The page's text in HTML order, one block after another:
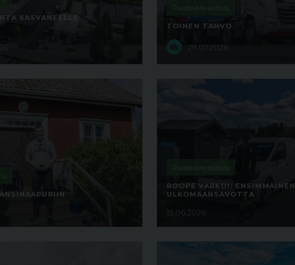
KASVANEELLE
Puutavara-autoilu
TOINEN TAHVO
29.07.2026
Puutavara-autoilu
ROOPE VARKOI: ENSIMMÄINEN
ULKOMAANSAVOTTA
15.06.2026